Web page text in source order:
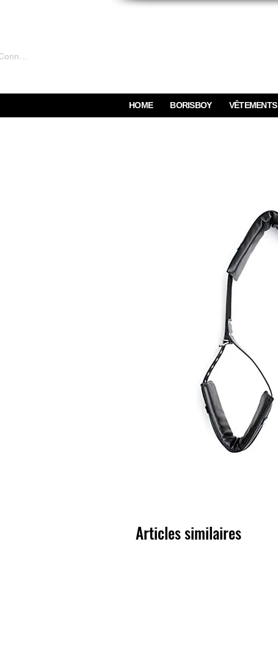
HOME BORISBOY VÊTEMENTS
Articles similaires